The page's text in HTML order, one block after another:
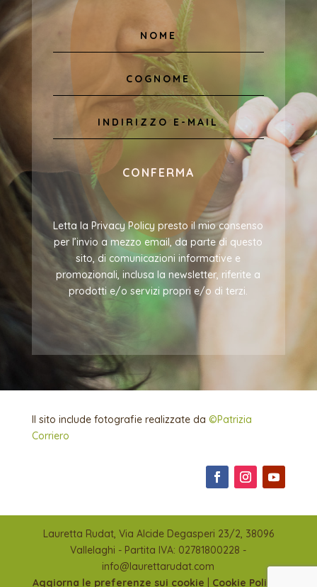
CONFERMA
Letta la Privacy Policy presto il mio consenso
per l’invio a mezzo email, da parte di questo
sito, di comunicazioni informative e
promozionali, inclusa la newsletter, riferite a
prodotti e/o servizi propri e/o di terzi.
Il sito include fotografie realizzate da ©Patrizia
Corriero
Lauretta Rudat, Via Alcide Degasperi 23/2, 38096
Vallelaghi - Partita IVA: 02781800228 -
info@laurettarudat.com
Aggiorna le preferenze sui cookie
Cookie Policy